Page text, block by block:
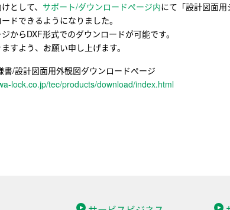
として、 サポート/ダウンロードページ内にて「設計図面
ドできるようになりました。
からDXF形式でのダウンロードが可能です。
すよう、お願い申し上げます。
書/設計図面用外観図ダウンロードページ
lock.co.jp/tec/products/download/index.html